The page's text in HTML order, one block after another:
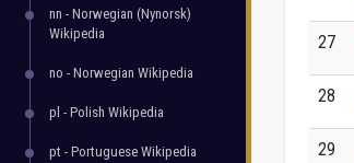
nn - Norwegian (Nynorsk)
Wikipedia
no - Norwegian Wikipedia
pl - Polish Wikipedia
pt - Portuguese Wikipedia
27
28
29